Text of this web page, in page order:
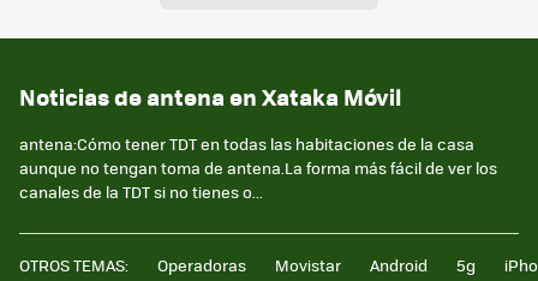
Noticias de antena en Xataka Móvil
antena:Cómo tener TDT en todas las habitaciones de la casa
aunque no tengan toma de antena.La forma más fácil de ver los
canales de la TDT si no tienes o...
OTROS TEMAS: Operadoras Movistar Android 5g